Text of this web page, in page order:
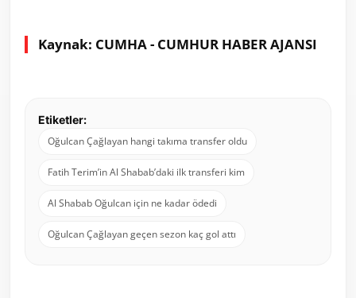
Kaynak: CUMHA - CUMHUR HABER AJANSI
Etiketler:
Oğulcan Çağlayan hangi takıma transfer oldu
Fatih Terim’in Al Shabab’daki ilk transferi kim
Al Shabab Oğulcan için ne kadar ödedi
Oğulcan Çağlayan geçen sezon kaç gol attı